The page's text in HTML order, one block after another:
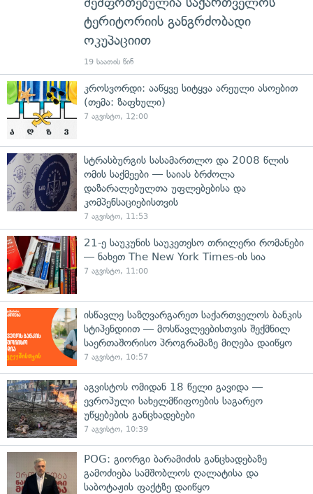
ტერიტორიის განგრძობადი
ოკუპაციით
19 საათის წინ
კროსვორდი: ააწყვე სიტყვა არეული ასოებით
(თემა: ზაფხული)
7 აგვისტო, 12:00
სტრასბურგის სასამართლო და 2008 წლის
ომის საქმეები — საიას ბრძოლა
დაზარალებულთა უფლებებისა და
კომპენსაციებისთვის
7 აგვისტო, 11:53
21-ე საუკუნის საუკეთესო თრილერი რომანები
— ნახეთ The New York Times-ის სია
7 აგვისტო, 11:00
ისწავლე საზღვარგარეთ საქართველოს ბანკის
სტიპენდიით — მოსწავლეებისთვის შექმნილ
საერთაშორისო პროგრამაზე მიღება დაიწყო
7 აგვისტო, 10:57
აგვისტოს ომიდან 18 წელი გავიდა —
ევროპული სახელმწიფოების საგარეო
უწყებების განცხადებები
7 აგვისტო, 10:39
POG: გიორგი ბარამიძის განცხადებაზე
გამოძიება სამშობლოს ღალატისა და
საბოტაჟის ფაქტზე დაიწყო